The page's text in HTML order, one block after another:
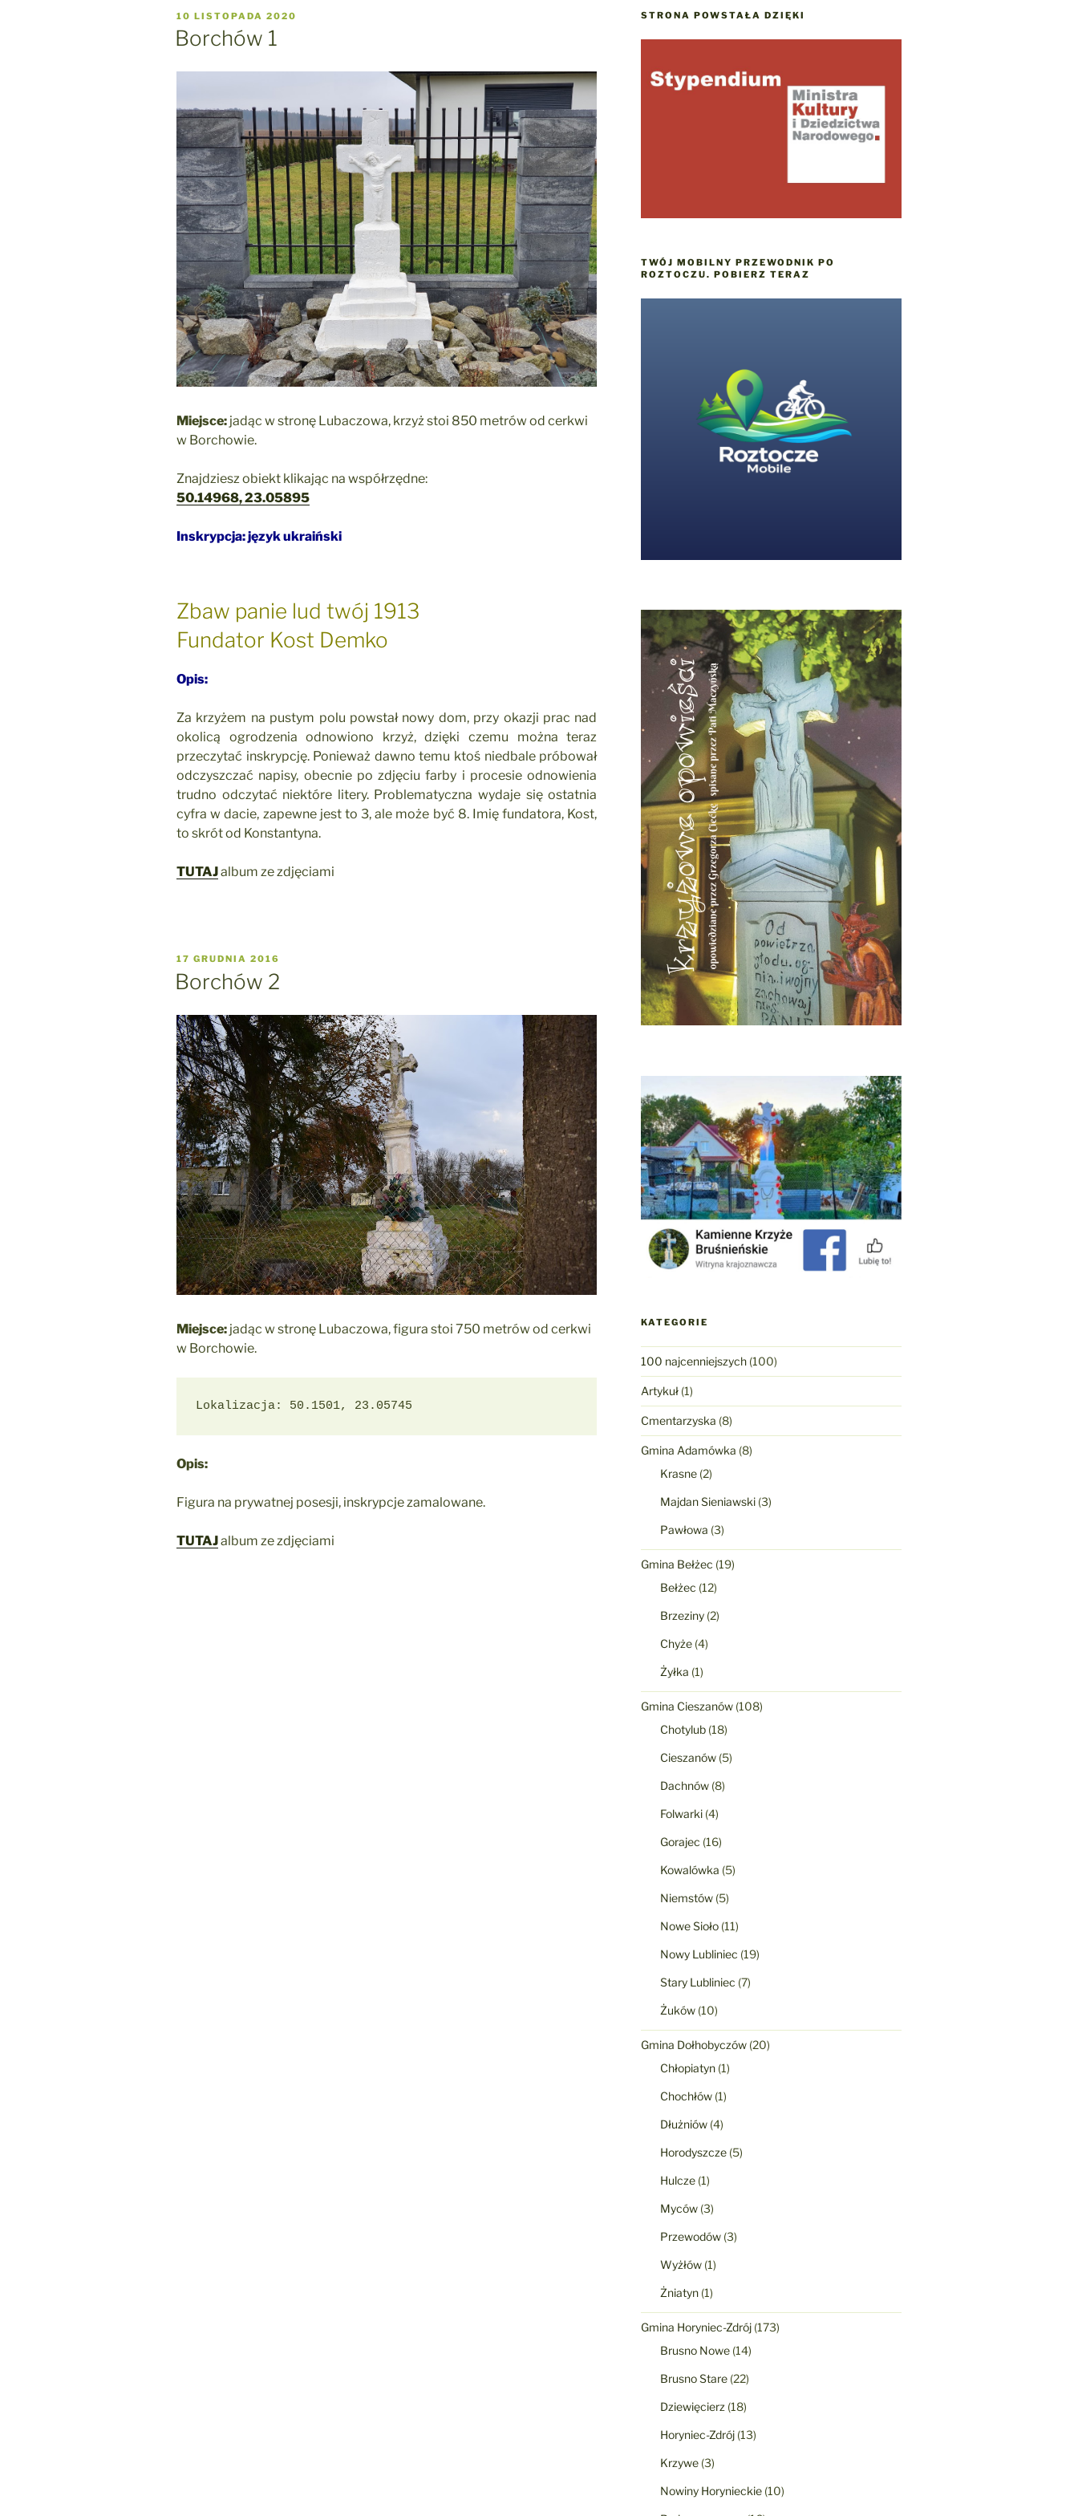
OPUBLIKOWANE
W
10 LISTOPADA 2020
Borchów 1
Miejsce: jadąc w stronę Lubaczowa, krzyż stoi 850 metrów od cerkwi
w Borchowie.
Znajdziesz obiekt klikając na współrzędne:
50.14968, 23.05895
Inskrypcja: język ukraiński
Zbaw panie lud twój 1913
Fundator Kost Demko
Opis:
Za krzyżem na pustym polu powstał nowy dom, przy okazji prac nad
okolicą ogrodzenia odnowiono krzyż, dzięki czemu można teraz
przeczytać inskrypcję. Ponieważ dawno temu ktoś niedbale próbował
odczyszczać napisy, obecnie po zdjęciu farby i procesie odnowienia
trudno odczytać niektóre litery. Problematyczna wydaje się ostatnia
cyfra w dacie, zapewne jest to 3, ale może być 8. Imię fundatora, Kost,
to skrót od Konstantyna.
TUTAJalbum ze zdjęciami
OPUBLIKOWANE
W
17 GRUDNIA 2016
Borchów 2
Miejsce: jadąc w stronę Lubaczowa, figura stoi 750 metrów od cerkwi
w Borchowie.
Lokalizacja: 50.1501, 23.05745
Opis:
Figura na prywatnej posesji, inskrypcje zamalowane.
TUTAJalbum ze zdjęciami
STRONA POWSTAŁA DZIĘKI
TWÓJ MOBILNY PRZEWODNIK PO
ROZTOCZU. POBIERZ TERAZ
KATEGORIE
100 najcenniejszych(100)
Artykuł(1)
Cmentarzyska (8)
Gmina Adamówka (8)
Krasne(2)
Majdan Sieniawski(3)
Pawłowa (3)
Gmina Bełżec (19)
Bełżec (12)
Brzeziny(2)
Chyże(4)
Żyłka (1)
Gmina Cieszanów(108)
Chotylub(18)
Cieszanów(5)
Dachnów(8)
Folwarki(4)
Gorajec (16)
Kowalówka (5)
Niemstów(5)
Nowe Sioło(11)
Nowy Lubliniec (19)
Stary Lubliniec (7)
Żuków(10)
Gmina Dołhobyczów(20)
Chłopiatyn(1)
Chochłów(1)
Dłużniów(4)
Horodyszcze(5)
Hulcze(1)
Myców(3)
Przewodów(3)
Wyżłów(1)
Żniatyn(1)
Gmina Horyniec-Zdrój(173)
Brusno Nowe(14)
Brusno Stare(22)
Dziewięcierz (18)
Horyniec-Zdrój(13)
Krzywe(3)
Nowiny Horynieckie(10)